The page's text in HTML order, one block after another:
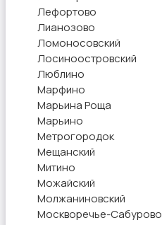
Лефортово
Лианозово
Ломоносовский
Лосиноостровский
Люблино
Марфино
Марьина Роща
Марьино
Метрогородок
Мещанский
Митино
Можайский
Молжаниновский
Москворечье-Сабурово